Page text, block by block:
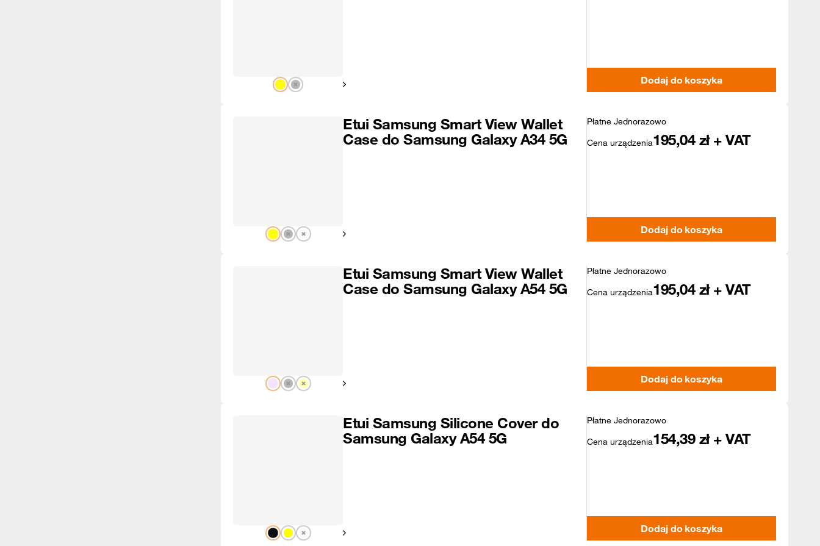
Pokaż następny Dodaj do koszyka
Pokaż następny
Etui Samsung Smart View Wallet
Case do Samsung Galaxy A34 5G
Płatne Jednorazowo
Cena urządzenia195,04 zł + VAT
Dodaj do koszyka
Pokaż następny
Etui Samsung Smart View Wallet
Case do Samsung Galaxy A54 5G
Płatne Jednorazowo
Cena urządzenia195,04 zł + VAT
Dodaj do koszyka
Pokaż następny
Etui Samsung Silicone Cover do
Samsung Galaxy A54 5G
Płatne Jednorazowo
Cena urządzenia154,39 zł + VAT
Dodaj do koszyka